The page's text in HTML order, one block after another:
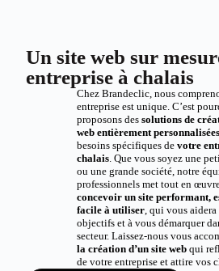
Un site web sur
entreprise à chalais
Chez Brandeclic, nous
entreprise est unique. C’est
proposons des solutions de
web entièrement personnalisées
besoins spécifiques de votre
chalais. Que vous soyez une
ou une grande société, notre
professionnels met tout en
concevoir un site performant,
facile à utiliser, qui vous
objectifs et à vous démarquer
secteur. Laissez-nous vous
la création d’un site webqui
de votre entreprise et attire vos